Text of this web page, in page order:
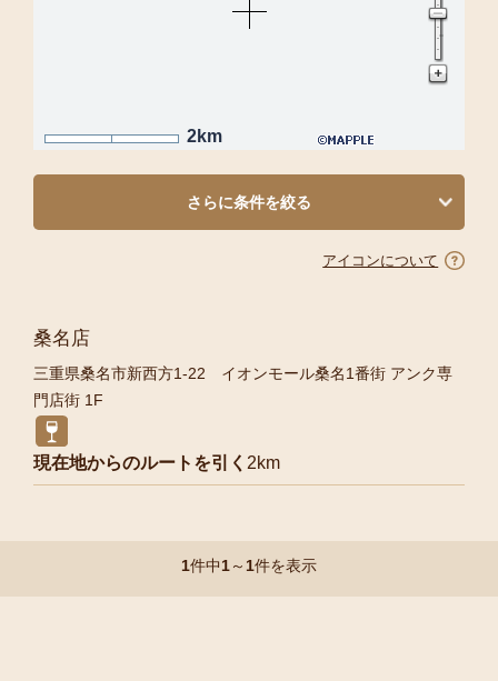
2km
さらに条件を絞る
アイコンについて
桑名店
三重県桑名市新西方1-22 イオンモール桑名1番街 アンク専
門店街 1F
現在地からのルートを引く 2km
1件中1～1件を表示